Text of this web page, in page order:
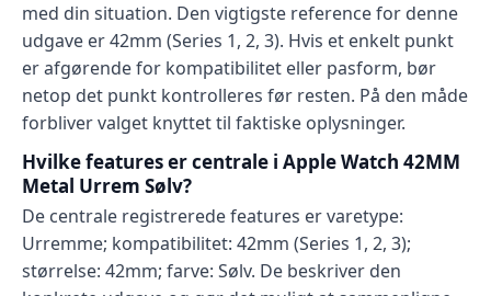
med din situation. Den vigtigste reference for denne
udgave er 42mm (Series 1, 2, 3). Hvis et enkelt punkt
er afgørende for kompatibilitet eller pasform, bør
netop det punkt kontrolleres før resten. På den måde
forbliver valget knyttet til faktiske oplysninger.
Hvilke features er centrale i Apple Watch 42MM
Metal Urrem Sølv?
De centrale registrerede features er varetype:
Urremme; kompatibilitet: 42mm (Series 1, 2, 3);
størrelse: 42mm; farve: Sølv. De beskriver den